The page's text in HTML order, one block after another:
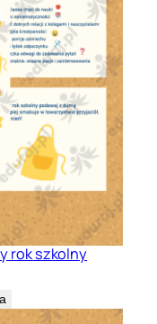
rok szkolny